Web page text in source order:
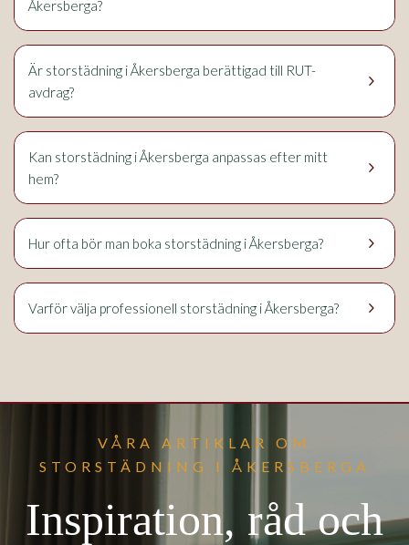
Åkersberga?
keyboard_arrow_right
Är storstädning i Åkersberga berättigad till RUT-
avdrag?
keyboard_arrow_right
Kan storstädning i Åkersberga anpassas efter mitt
hem?
keyboard_arrow_right
Hur ofta bör man boka storstädning i Åkersberga?
keyboard_arrow_right
Varför välja professionell storstädning i Åkersberga?
VÅRA ARTIKLAR OM
STORSTÄDNING I ÅKERSBERGA
Inspiration, råd och